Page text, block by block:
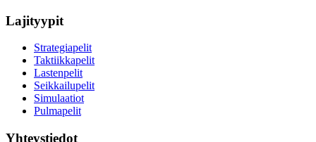
Lajityypit
Strategiapelit
Taktiikkapelit
Lastenpelit
Seikkailupelit
Simulaatiot
Pulmapelit
Yhteystiedot